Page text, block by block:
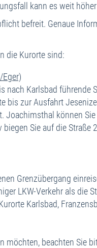
kann es weit
befreit. Genaue
die Kurorte sind:
nach Karlsbad
bis zur Ausfahrt
Joachimsthal können
Sie auf die
Grenzübergang
LKW-Verkehr als die
Karlsbad,
möchten, beachten Sie